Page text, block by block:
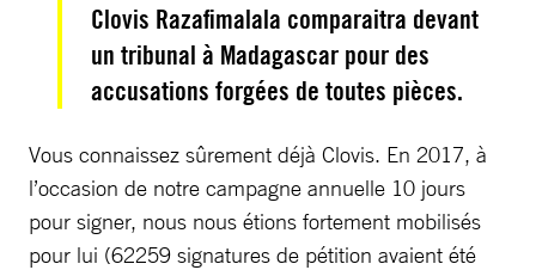
Clovis Razafimalala comparaitra devant
un tribunal à Madagascar pour des
accusations forgées de toutes pièces.
Vous connaissez sûrement déjà Clovis. En 2017, à
l’occasion de notre campagne annuelle 10 jours
pour signer, nous nous étions fortement mobilisés
pour lui (62259 signatures de pétition avaient été